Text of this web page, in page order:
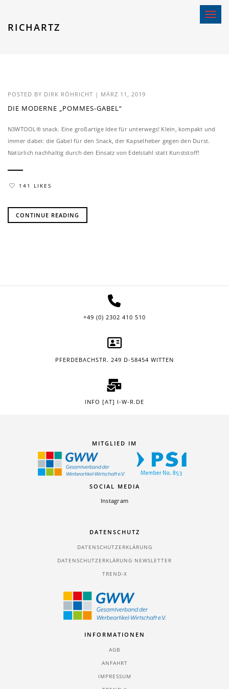
Toggle
RICHARTZ
POSTED BY DIRK RÖHRICHT | MÄRZ 11, 2019
DIE MODERNE „POMMES-GABEL“
N3WTOOL® snack. Eine großartige Idee für unterwegs! Klein, kompakt und
immer dabei: die Gabel für den Snack, der Kapselheber gegen den Durst.
Natürlich nachhaltig durch den Einsatz von Edelstahl statt Kunststoff!
141 LIKES
CONTINUE READING
+49 (0) 2302 410 510
PFERDEBACHSTR. 249 D-58454 WITTEN
INFO [AT] I-W-R.DE
MITGLIED IM
SOCIAL MEDIA
Instagram
DATENSCHUTZ
DATENSCHUTZERKLÄRUNG
DATENSCHUTZERKLÄRUNG NEWSLETTER
TREND-X
INFORMATIONEN
AGB
ANFAHRT
IMPRESSUM